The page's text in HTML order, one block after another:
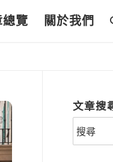
總覽 關於我們
文章搜